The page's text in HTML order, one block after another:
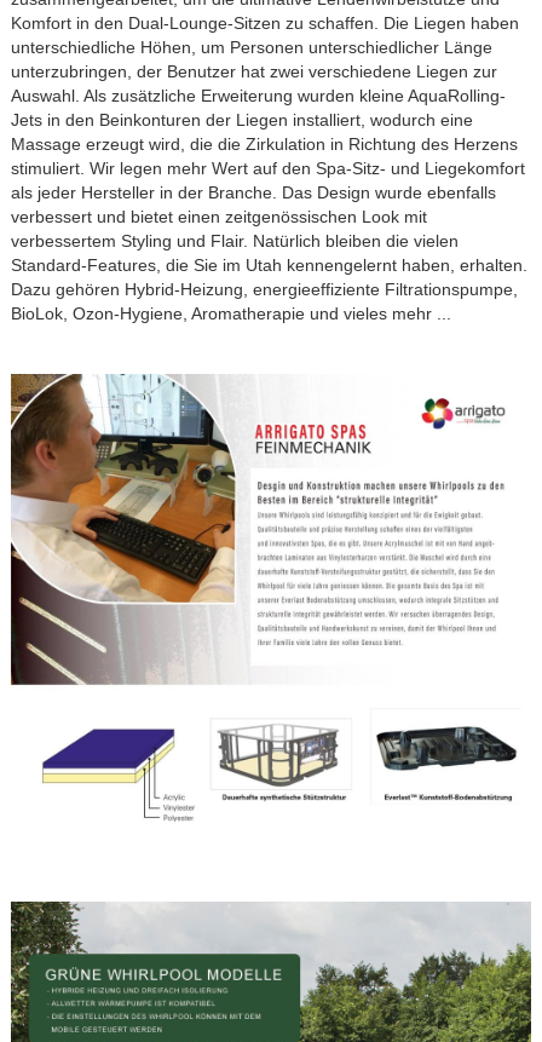
Komfort in den Dual-Lounge-Sitzen zu schaffen. Die Liegen haben
unterschiedliche Höhen, um Personen unterschiedlicher Länge
unterzubringen, der Benutzer hat zwei verschiedene Liegen zur
Auswahl. Als zusätzliche Erweiterung wurden kleine AquaRolling-
Jets in den Beinkonturen der Liegen installiert, wodurch eine
Massage erzeugt wird, die die Zirkulation in Richtung des Herzens
stimuliert. Wir legen mehr Wert auf den Spa-Sitz- und Liegekomfort
als jeder Hersteller in der Branche. Das Design wurde ebenfalls
verbessert und bietet einen zeitgenössischen Look mit
verbessertem Styling und Flair. Natürlich bleiben die vielen
Standard-Features, die Sie im Utah kennengelernt haben, erhalten.
Dazu gehören Hybrid-Heizung, energieeffiziente Filtrationspumpe,
BioLok, Ozon-Hygiene, Aromatherapie und vieles mehr ...